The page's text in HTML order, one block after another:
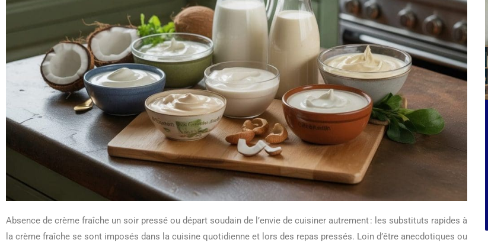
Absence de crème fraîche un soir pressé ou départ soudain de l’envie de cuisiner autrement : les substituts rapides à
la crème fraîche se sont imposés dans la cuisine quotidienne et lors des repas pressés. Loin d’être anecdotiques ou